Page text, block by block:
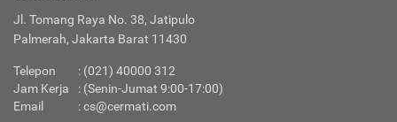
Jl. Tomang Raya No. 38, Jatipulo
Palmerah, Jakarta Barat 11430
Telepon : (021) 40000 312
Jam Kerja
: (Senin-Jumat 9:00-17:00)
Email
:cs@cermati.com